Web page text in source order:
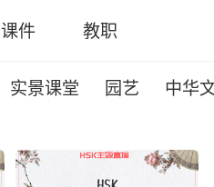
课件 教职
实景课堂 园艺 中华